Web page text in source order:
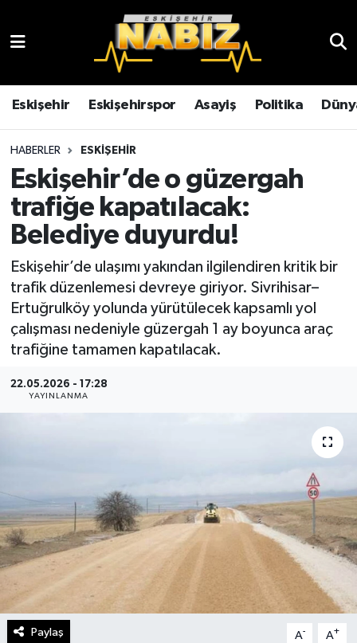
Eskişehir Eskişehirspor Asayiş Politika
HABERLER ESKIŞEHIR
Eskişehir’de o güzergah
trafiğe kapatılacak:
Belediye duyurdu!
Eskişehir’de ulaşımı yakından ilgilendiren kritik bir
trafik düzenlemesi devreye giriyor. Sivrihisar–
Ertuğrulköy yolunda yürütülecek kapsamlı yol
çalışması nedeniyle güzergah 1 ay boyunca araç
trafiğine tamamen kapatılacak.
22.05.2026 - 17:28
YAYINLANMA
Paylaş A- A+
Çevre
Eğitim
Ekonomi
Eskişehir
Eskişehirspor
Genel
Gündem
Politika
Sağlık
Teknoloji
Eskişehir Hava Durumu
Eskişehir Trafik Yoğunluk Haritası
TFF 3.Lig 4.Grup Puan Durumu ve Fikstür
Tüm Manşetler
Son Dakika Haberleri
Haber Arşivi